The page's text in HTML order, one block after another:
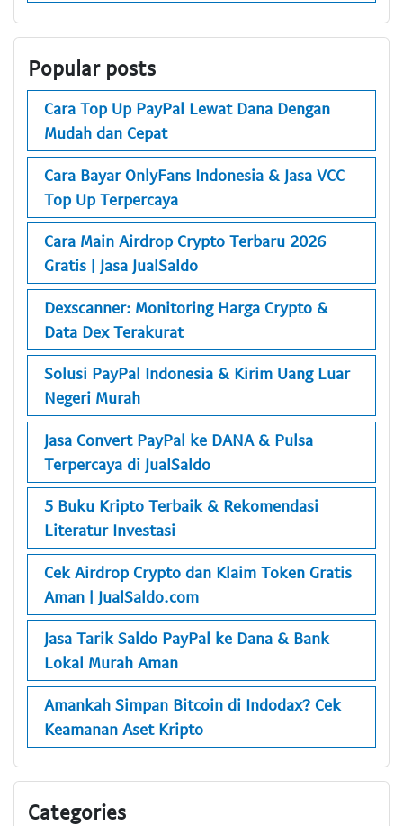
Popular posts
Cara Top Up PayPal Lewat Dana Dengan
Mudah dan Cepat
Cara Bayar OnlyFans Indonesia & Jasa VCC
Top Up Terpercaya
Cara Main Airdrop Crypto Terbaru 2026
Gratis | Jasa JualSaldo
Dexscanner: Monitoring Harga Crypto &
Data Dex Terakurat
Solusi PayPal Indonesia & Kirim Uang Luar
Negeri Murah
Jasa Convert PayPal ke DANA & Pulsa
Terpercaya di JualSaldo
5 Buku Kripto Terbaik & Rekomendasi
Literatur Investasi
Cek Airdrop Crypto dan Klaim Token Gratis
Aman | JualSaldo.com
Jasa Tarik Saldo PayPal ke Dana & Bank
Lokal Murah Aman
Amankah Simpan Bitcoin di Indodax? Cek
Keamanan Aset Kripto
Categories